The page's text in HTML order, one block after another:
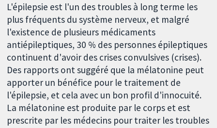
L'épilepsie est l'un des troubles à long terme les
plus fréquents du système nerveux, et malgré
l'existence de plusieurs médicaments
antiépileptiques, 30 % des personnes épileptiques
continuent d'avoir des crises convulsives (crises).
Des rapports ont suggéré que la mélatonine peut
apporter un bénéfice pour le traitement de
l'épilepsie, et cela avec un bon profil d'innocuité.
La mélatonine est produite par le corps et est
prescrite par les médecins pour traiter les troubles